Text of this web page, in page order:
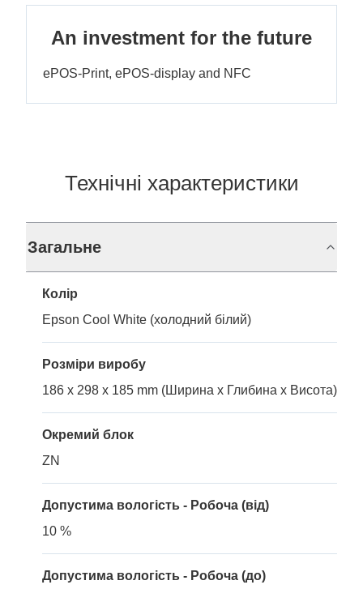
An investment for the future
ePOS-Print, ePOS-display and NFC
Технічні характеристики
Загальне
Колір
Epson Cool White (холодний білий)
Розміри виробу
186 x 298 x 185 mm (Ширина x Глибина x Висота)
Окремий блок
ZN
Допустима вологість - Робоча (від)
10 %
Допустима вологість - Робоча (до)